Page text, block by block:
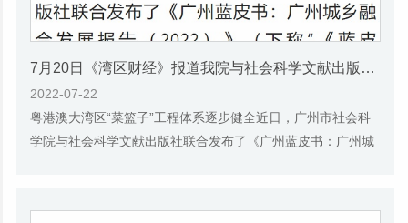
7月20日《湾区财经》报道我院与社会科学文献出版社联合发布《广州蓝皮书：广州城乡融合发展报告(2022)》的媒体文章
2022-07-22
粤港澳大湾区“菜篮子”工程体系逐步健全近日，广州市社会科
学院与社会科学文献出版社联合发布了《广州蓝皮书：广州城